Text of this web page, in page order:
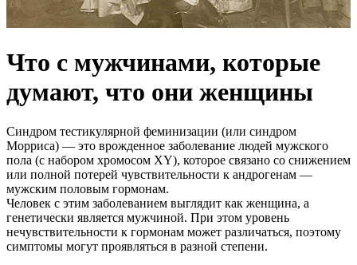
Что с мужчинами, которые
думают, что они женщины
Синдром тестикулярной феминизации (или синдром
Морриса) — это врожденное заболевание людей мужского
пола (с набором хромосом XY), которое связано со снижением
или полной потерей чувствительности к андрогенам —
мужским половым гормонам.
Человек с этим заболеванием выглядит как женщина, а
генетически является мужчиной. При этом уровень
нечувствительности к гормонам может различаться, поэтому
симптомы могут проявляться в разной степени.